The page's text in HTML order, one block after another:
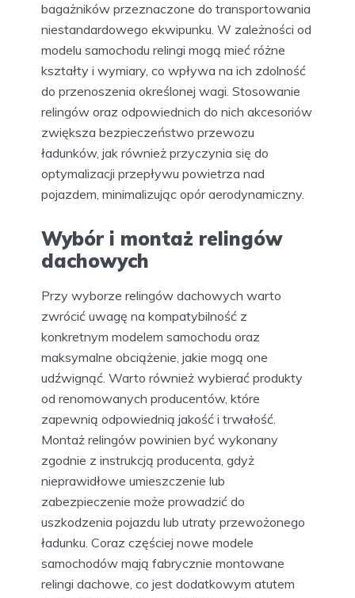
bagażników przeznaczone do transportowania
niestandardowego ekwipunku. W zależności od
modelu samochodu relingi mogą mieć różne
kształty i wymiary, co wpływa na ich zdolność
do przenoszenia określonej wagi. Stosowanie
relingów oraz odpowiednich do nich akcesoriów
zwiększa bezpieczeństwo przewozu
ładunków, jak również przyczynia się do
optymalizacji przepływu powietrza nad
pojazdem, minimalizując opór aerodynamiczny.
Wybór i montaż relingów
dachowych
Przy wyborze relingów dachowych warto
zwrócić uwagę na kompatybilność z
konkretnym modelem samochodu oraz
maksymalne obciążenie, jakie mogą one
udźwignąć. Warto również wybierać produkty
od renomowanych producentów, które
zapewnią odpowiednią jakość i trwałość.
Montaż relingów powinien być wykonany
zgodnie z instrukcją producenta, gdyż
nieprawidłowe umieszczenie lub
zabezpieczenie może prowadzić do
uszkodzenia pojazdu lub utraty przewożonego
ładunku. Coraz częściej nowe modele
samochodów mają fabrycznie montowane
relingi dachowe, co jest dodatkowym atutem